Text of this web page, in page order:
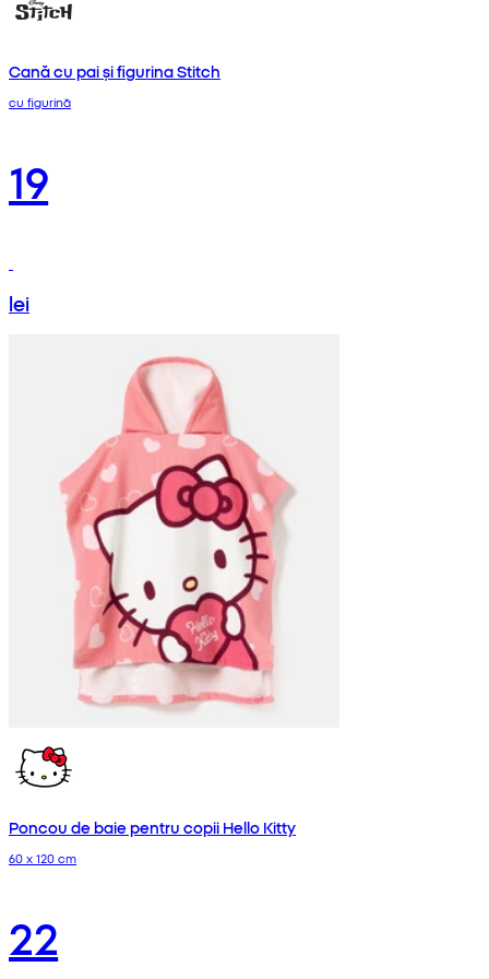
Cană cu pai și figurina Stitch
cu figurină
19
lei
Poncou de baie pentru copii Hello Kitty
60 x 120 cm
22